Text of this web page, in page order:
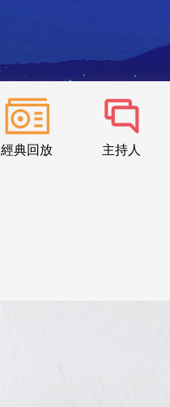
經典回放 主持人